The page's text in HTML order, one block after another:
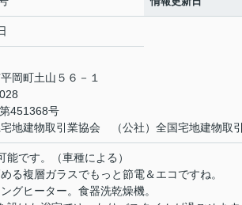
岡町土山５６－１
451368号
宅地建物取引業協会 （公社）全国宅地建物取
能です。（車種による）
る複層ガラスでもっと節電＆エコですね。
グヒーター。食器洗乾燥機。